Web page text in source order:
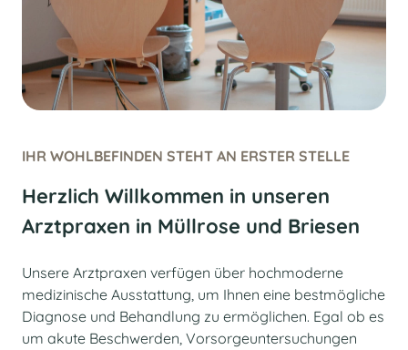
IHR WOHLBEFINDEN STEHT AN ERSTER STELLE
Herzlich Willkommen in unseren
Arztpraxen in Müllrose und Briesen
Unsere Arztpraxen verfügen über hochmoderne
medizinische Ausstattung, um Ihnen eine bestmögliche
Diagnose und Behandlung zu ermöglichen. Egal ob es
um akute Beschwerden, Vorsorgeuntersuchungen